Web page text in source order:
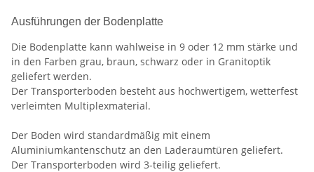
Ausführungen der Bodenplatte
Die Bodenplatte kann wahlweise in 9 oder 12 mm stärke und
in den Farben grau, braun, schwarz oder in Granitoptik
geliefert werden.
Der Transporterboden besteht aus hochwertigem, wetterfest
verleimten Multiplexmaterial.
Der Boden wird standardmäßig mit einem
Aluminiumkantenschutz an den Laderaumtüren geliefert.
Der Transporterboden wird 3-teilig geliefert.